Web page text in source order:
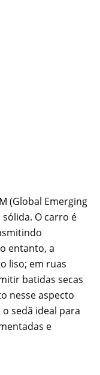
(Global Emerging
O carro é
entanto, a
liso; em ruas
batidas secas
nesse aspecto
sedã ideal para
e